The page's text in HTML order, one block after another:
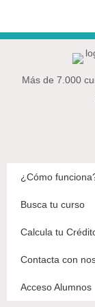
Más de 7.000
¿Cómo
Busca tu curso
Calcula tu
Contacta con
Acceso Alumnos